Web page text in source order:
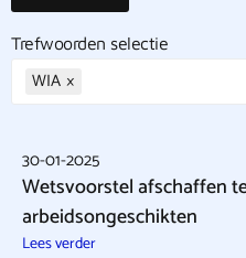
Trefwoorden selectie
WIA ×
30-01-2025
Wetsvoorstel afschaffen
arbeidsongeschikten
Lees verder